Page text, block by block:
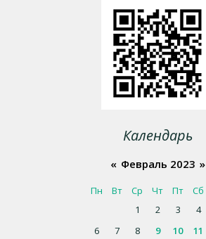
Календарь
« Февраль 2023 »
Пн Вт Ср Чт Пт Сб
1
2 3 4
6
7 8 9 10 11